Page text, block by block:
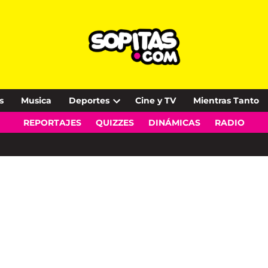
Musica Deportes
Open
dropdown
Cine y TV Mientras Tanto
REPORTAJES QUIZZES DINÁMICAS RADIO